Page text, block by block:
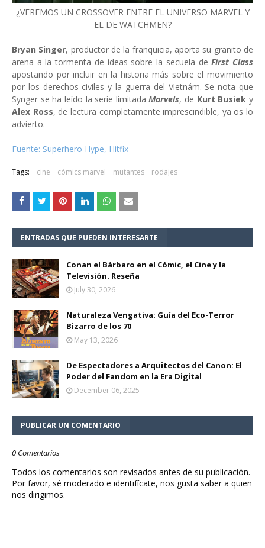
¿VEREMOS UN CROSSOVER ENTRE EL UNIVERSO MARVEL Y
EL DE WATCHMEN?
Bryan Singer, productor de la franquicia, aporta su granito de
arena a la tormenta de ideas sobre la secuela deFirst Class
apostando por incluir en la historia más sobre el movimiento
por los derechos civiles y la guerra del Vietnám. Se nota que
Synger se ha leído la serie limitadaMarvels, de Kurt Busieky
Alex Ross, de lectura completamente imprescindible, ya os lo
advierto.
Fuente: Superhero Hype, Hitfix
Tags: cine cómics marvel mutantes rodajes
ENTRADAS QUE PUEDEN INTERESARTE
Conan el Bárbaro en el Cómic, el Cine y la
Televisión. Reseña
July 30, 2026
Naturaleza Vengativa: Guía del Eco-Terror
Bizarro de los 70
May 13, 2026
De Espectadores a Arquitectos del Canon: El
Poder del Fandom en la Era Digital
December 06, 2025
PUBLICAR UN COMENTARIO
0 Comentarios
Todos los comentarios son revisados antes de su publicación.
Por favor, sé moderado e identifícate, nos gusta saber a quien
nos dirigimos.